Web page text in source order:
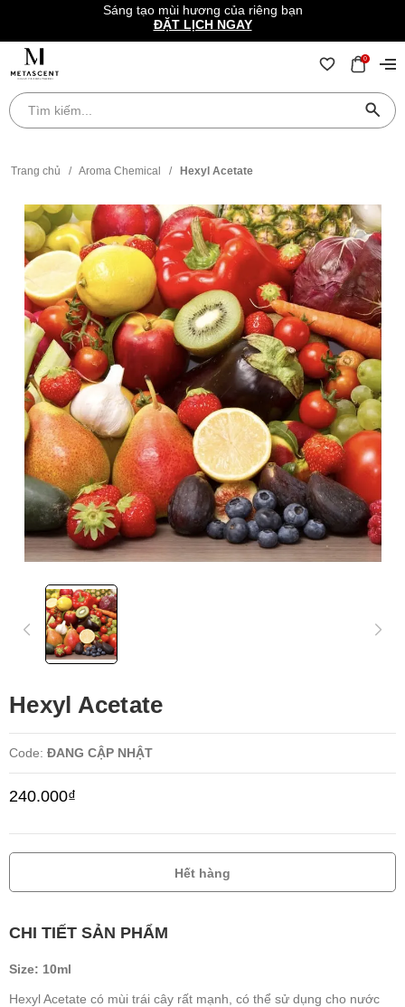
Sáng tạo mùi hương của riêng bạn
ĐẶT LỊCH NGAY
0
Trang chủ / Aroma Chemical / Hexyl Acetate
Hexyl Acetate
Code: ĐANG CẬP NHẬT
240.000₫
Hết hàng
CHI TIẾT SẢN PHẨM
Size: 10ml
Hexyl Acetate có mùi trái cây rất mạnh, có thể sử dụng cho nước